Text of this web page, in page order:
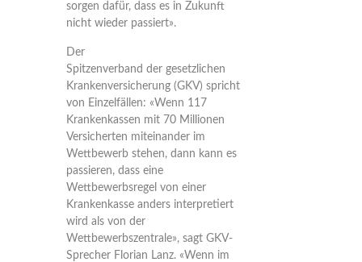
sorgen dafür, dass es in Zukunft
nicht wieder passiert».
Der
Spitzenverband der gesetzlichen
Krankenversicherung (GKV) spricht
von Einzelfällen: «Wenn 117
Krankenkassen mit 70 Millionen
Versicherten miteinander im
Wettbewerb stehen, dann kann es
passieren, dass eine
Wettbewerbsregel von einer
Krankenkasse anders interpretiert
wird als von der
Wettbewerbszentrale», sagt GKV-
Sprecher Florian Lanz. «Wenn im